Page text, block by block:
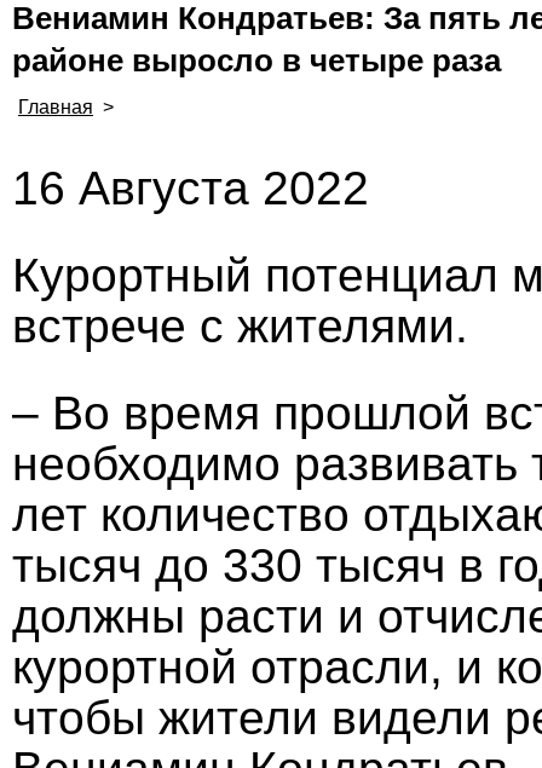
Вениамин Кондратьев: За пять
районе выросло в четыре раза
Главная >
16 Августа 2022
Курортный потенциал
встрече с жителями.
– Во время прошлой
необходимо развивать
лет количество
тысяч до 330 тысяч в
должны расти и
курортной отрасли, и
чтобы жители видели